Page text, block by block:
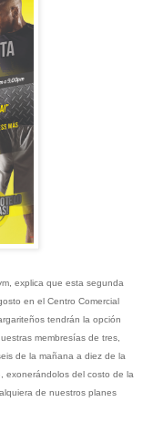
explica que esta segunda
en el Centro Comercial
tendrán la opción
membresías de tres,
de la mañana a diez de la
exonerándolos del costo de la
de nuestros planes